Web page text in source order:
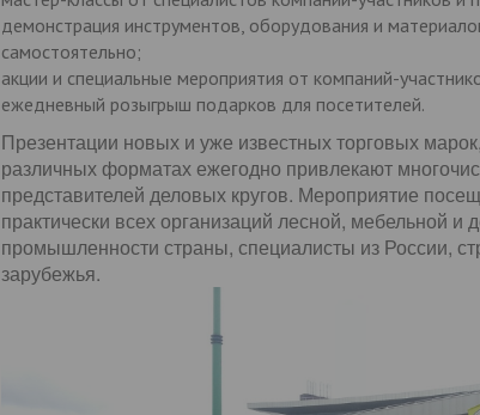
демонстрация инструментов, оборудования и
самостоятельно;
акции и специальные мероприятия от компаний-
ежедневный розыгрыш подарков для посетителей.
Презентации новых и уже известных торговых
различных форматах ежегодно привлекают
представителей деловых кругов. Мероприятие
практически всех организаций лесной, мебельной
промышленности страны, специалисты из России,
зарубежья.